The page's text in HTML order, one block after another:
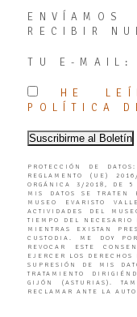
RECIBIR
TU E-MAIL:
HE
POLÍTICA
PROTECCIÓN DE
REGLAMENTO (UE)
ORGÁNICA 3/2018, DE 5
MIS DATOS SE TRATEN
MUSEO EVARISTO
ACTIVIDADES DEL
TIEMPO DEL NECESARIO
MIENTRAS EXISTAN
CUSTODIA. ME DOY
REVOCAR ESTE
EJERCER LOS
SUPRESIÓN DE MIS
TRATAMIENTO
GIJÓN (ASTURIAS).
RECLAMAR ANTE LA